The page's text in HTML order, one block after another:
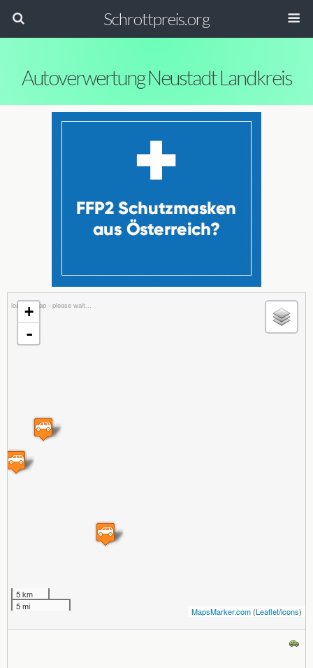
Schrottpreis.org
Autoverwertung Neustadt Landkreis
loading map - please wait...
+
-
5 km
5 mi
MapsMarker.com (Leaflet/icons)